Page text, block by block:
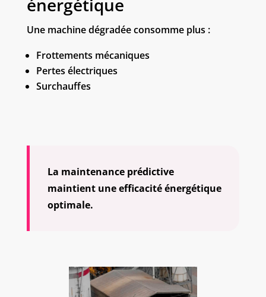
énergétique
Une machine dégradée consomme plus :
Frottements mécaniques
Pertes électriques
Surchauffes
La maintenance prédictive
maintient une efficacité énergétique
optimale.